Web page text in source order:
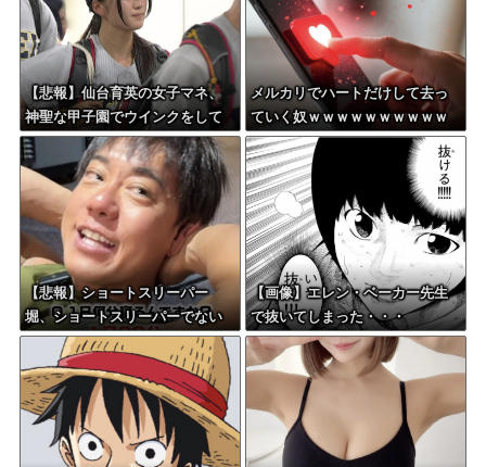
【悲報】仙台育英の女子マネ、
神聖な甲子園でウインクをして
しまう
メルカリでハートだけして去っ
ていく奴ｗｗｗｗｗｗｗｗｗｗ
ｗｗｗ
【悲報】ショートスリーパー
堀、ショートスリーパーでない
事がバレてしまう
【画像】エレン・ベーカー先生
で抜いてしまった・・・